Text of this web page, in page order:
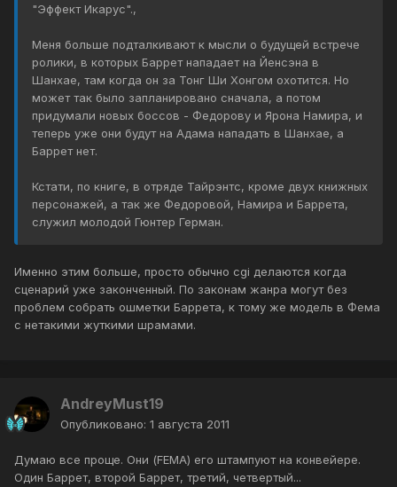
"Эффект Икарус".,
Меня больше подталкивают к мысли о будущей встрече
ролики, в которых Баррет нападает на Йенсэна в
Шанхае, там когда он за Тонг Ши Хонгом охотится. Но
может так было запланировано сначала, а потом
придумали новых боссов - Федорову и Ярона Намира, и
теперь уже они будут на Адама нападать в Шанхае, а
Баррет нет.
Кстати, по книге, в отряде Тайрэнтс, кроме двух книжных
персонажей, а так же Федоровой, Намира и Баррета,
служил молодой Гюнтер Герман.
Именно этим больше, просто обычно cgi делаются когда
сценарий уже законченный. По законам жанра могут без
проблем собрать ошметки Баррета, к тому же модель в Фема
с нетакими жуткими шрамами.
AndreyMust19
Опубликовано: 1 августа 2011
Думаю все проще. Они (FEMA) его штампуют на конвейере.
Один Баррет, второй Баррет, третий, четвертый...